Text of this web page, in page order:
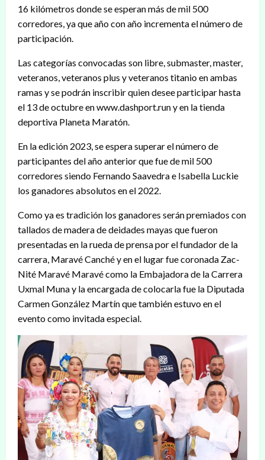
16 kilómetros donde se esperan más de mil 500
corredores, ya que año con año incrementa el número de
participación.
Las categorías convocadas son libre, submaster, master,
veteranos, veteranos plus y veteranos titanio en ambas
ramas y se podrán inscribir quien desee participar hasta
el 13 de octubre en www.dashport.run y en la tienda
deportiva Planeta Maratón.
En la edición 2023, se espera superar el número de
participantes del año anterior que fue de mil 500
corredores siendo Fernando Saavedra e Isabella Luckie
los ganadores absolutos en el 2022.
Como ya es tradición los ganadores serán premiados con
tallados de madera de deidades mayas que fueron
presentadas en la rueda de prensa por el fundador de la
carrera, Maravé Canché y en el lugar fue coronada Zac-
Nité Maravé Maravé como la Embajadora de la Carrera
Uxmal Muna y la encargada de colocarla fue la Diputada
Carmen González Martín que también estuvo en el
evento como invitada especial.